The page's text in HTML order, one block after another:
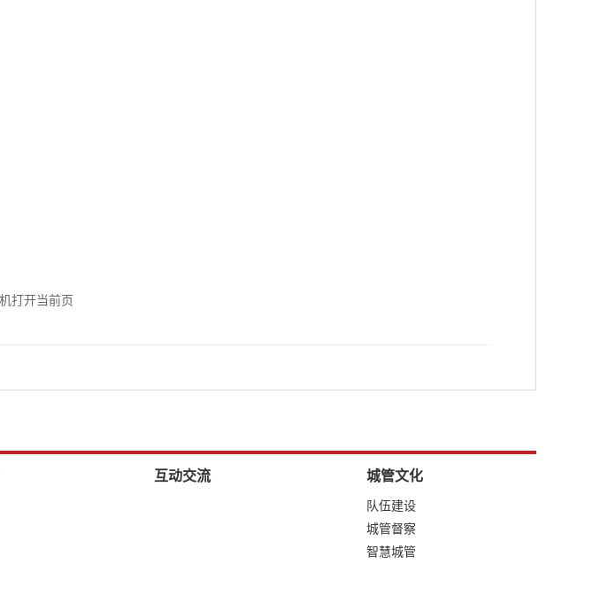
打开当前页
互动交流 城管文化
队伍建设
城管督察
智慧城管